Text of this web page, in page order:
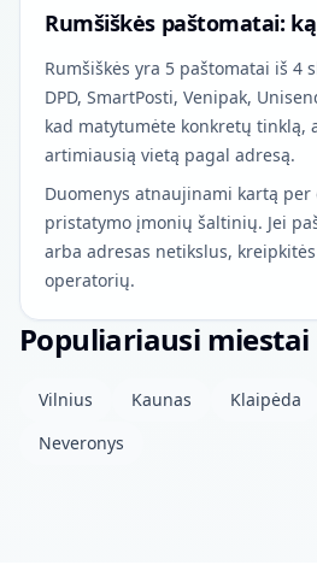
Rumšiškės paštomatai:
Rumšiškės yra 5 paštomatai iš 4
DPD, SmartPosti, Venipak,
kad matytumėte konkretų tinklą,
artimiausią vietą pagal adresą.
Duomenys atnaujinami kartą per
pristatymo įmonių šaltinių. Jei
arba adresas netikslus,
operatorių.
Populiariausi miestai
Vilnius Kaunas Klaipėda
Neveronys